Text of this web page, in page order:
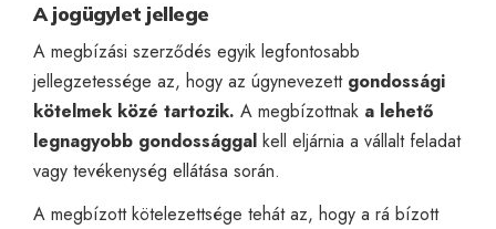
A jogügylet jellege
A megbízási szerződés egyik legfontosabb
jellegzetessége az, hogy az úgynevezett gondossági
kötelmek közé tartozik. A megbízottnak a lehető
legnagyobb gondossággal kell eljárnia a vállalt feladat
vagy tevékenység ellátása során.
A megbízott kötelezettsége tehát az, hogy a rá bízott